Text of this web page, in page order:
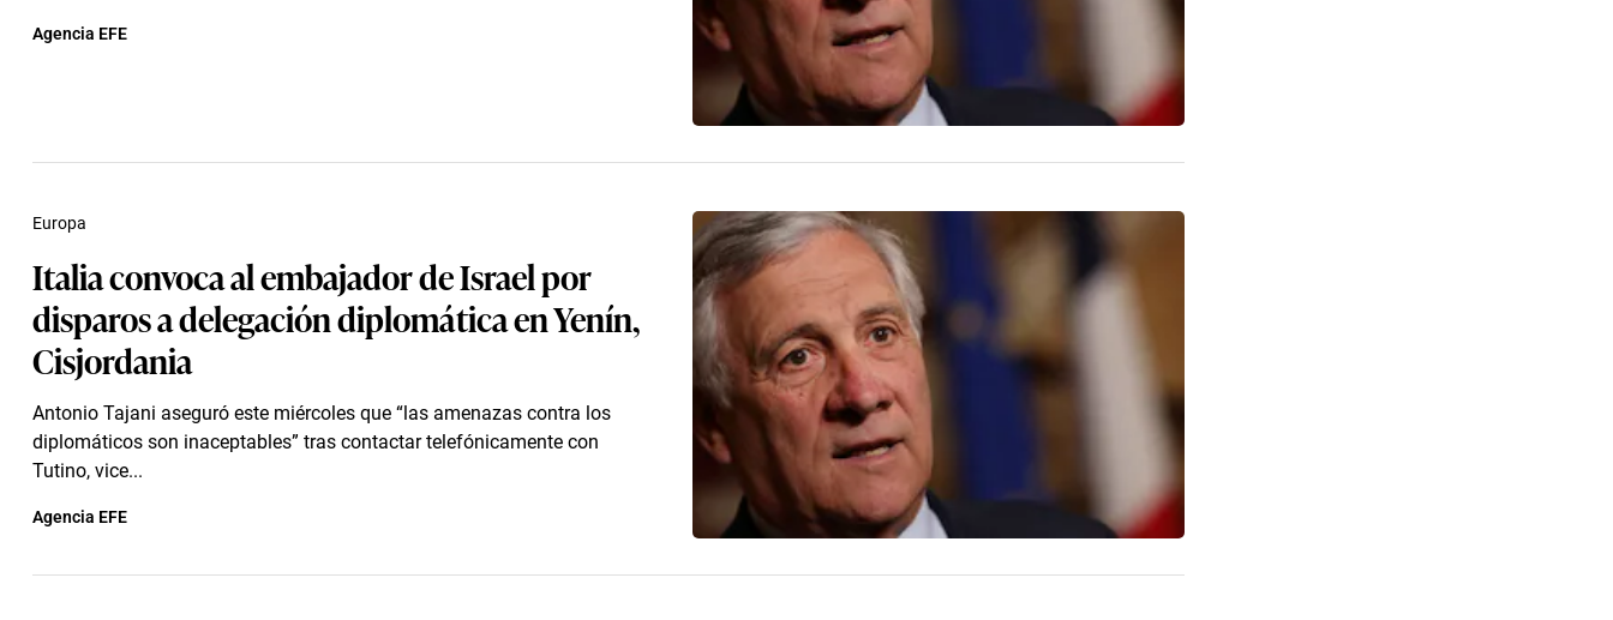
Agencia EFE
Italia convoca al embajador de Israel por
disparos a delegación diplomática en Yenín,
Cisjordania
Antonio Tajani aseguró este miércoles que “las amenazas contra los
diplomáticos son inaceptables” tras contactar telefónicamente con
Tutino, vice...
Europa
Agencia EFE